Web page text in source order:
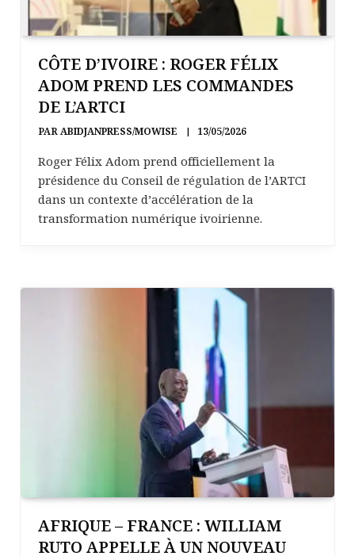
CÔTE D’IVOIRE : ROGER FÉLIX
ADOM PREND LES COMMANDES
DE L’ARTCI
PARABIDJANPRESS/MOWISE 13/05/2026
Roger Félix Adom prend officiellement la
présidence du Conseil de régulation de l’ARTCI
dans un contexte d’accélération de la
transformation numérique ivoirienne.
AFRIQUE – FRANCE : WILLIAM
RUTO APPELLE À UN NOUVEAU